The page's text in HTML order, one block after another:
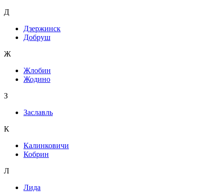
Д
Дзержинск
Добруш
Ж
Жлобин
Жодино
З
Заславль
К
Калинковичи
Кобрин
Л
Лида